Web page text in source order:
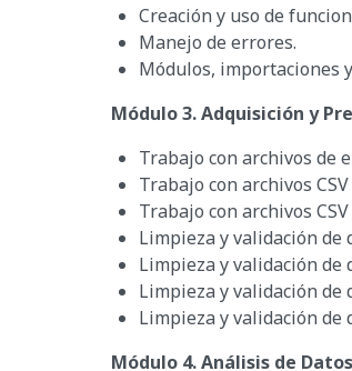
Creación y uso de
Manejo de errores.
Módulos, importaciones
Módulo 3. Adquisición y
Trabajo con archivos de
Trabajo con archivos
Trabajo con archivos
Limpieza y validación de
Limpieza y validación de
Limpieza y validación de
Limpieza y validación de
Módulo 4. Análisis de